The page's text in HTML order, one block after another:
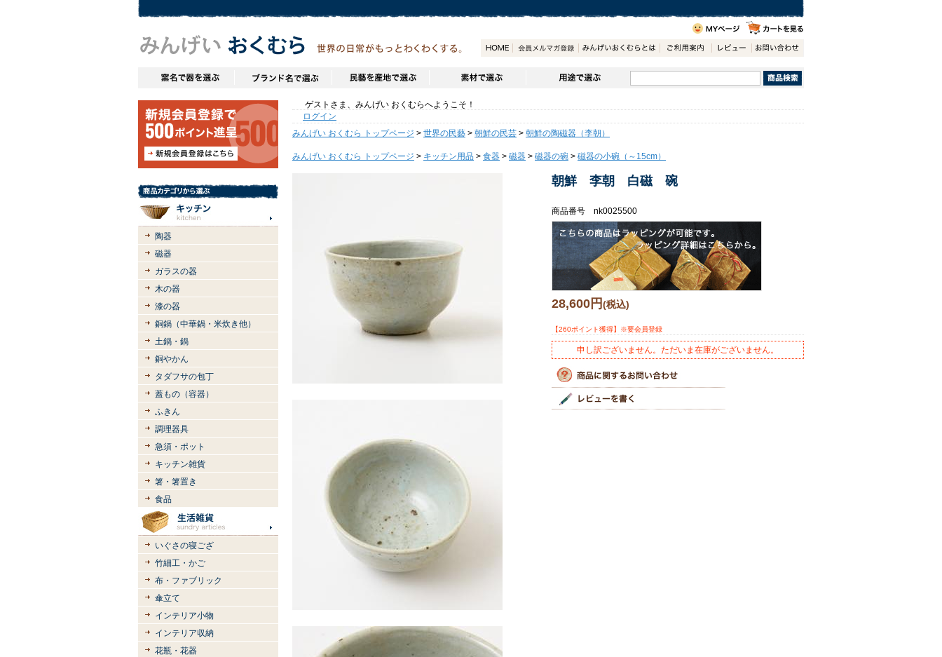
陶器
磁器
ガラスの器
木の器
漆の器
銅鍋（中華鍋・米炊き他）
土鍋・鍋
銅やかん
タダフサの包丁
蓋もの（容器）
ふきん
調理器具
急須・ポット
キッチン雑貨
箸・箸置き
食品
いぐさの寝ござ
竹細工・かご
布・ファブリック
傘立て
インテリア小物
インテリア収納
花瓶・花器
ゲストさま、みんげい おくむらへようこそ！
ログイン
みんげい おくむら トップページ > 世界の民藝 > 朝鮮の民芸 > 朝鮮の陶磁器（李朝）
みんげい おくむら トップページ > キッチン用品 > 食器 > 磁器 > 磁器の碗 > 磁器の小碗（～15cm）
朝鮮 李朝 白磁 碗
商品番号 nk0025500
28,600円(税込)
【260ポイント獲得】※要会員登録
申し訳ございません。ただいま在庫がございません。